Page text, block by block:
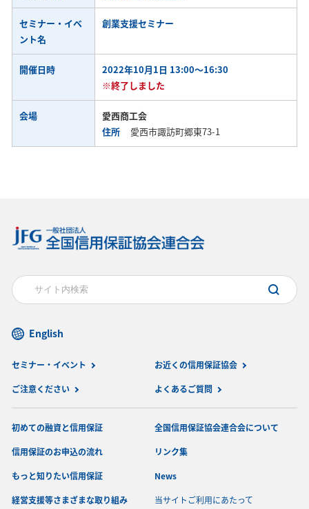
セミナー・イベ
ント名
創業支援セミナー
開催日時
2022年10月1日 13:00～16:30
※終了しました
会場
愛西商工会
住所
愛西市諏訪町郷東73-1
English
セミナー・イベント お近くの信用保証協会
ご注意ください よくあるご質問
初めての融資と信用保証
信用保証のお申込の流れ
もっと知りたい信用保証
経営支援等さまざまな取り組み
全国信用保証協会連合会について
リンク集
News
当サイトご利用にあたって